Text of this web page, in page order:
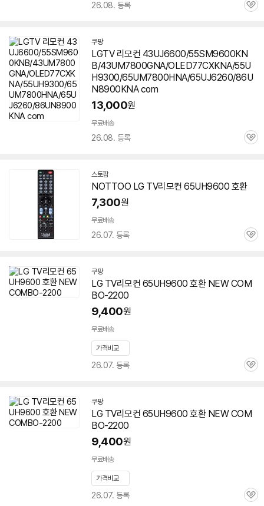
26.08. 등록
관
쿠팡
LGTV 리모컨 43UJ6600/55SM9600KN
B/43UM7800GNA/OLED77CXKNA/55U
H9300/65UM7800HNA/65UJ6260/86U
N8900KNA com
13,000원
무료배송
26.08. 등록
관
스토팜네
버
페
이
NOTTOO LG TV리모컨 65UH9600 호환
7,300원
무료배송
26.07. 등록
관
쿠팡
LG TV리모컨 65UH9600 호환 NEW COM
BO-2200
9,400원
무료배송
가격비교
26.07. 등록
관
쿠팡
LG TV리모컨 65UH9600 호환 NEW COM
BO-2200
9,400원
무료배송
가격비교
26.07. 등록
관